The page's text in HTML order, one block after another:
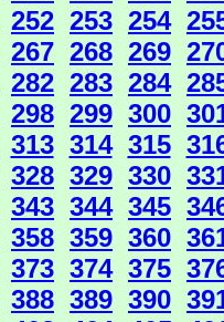
252 253 254
267 268 269
282 283 284
298 299 300
313 314 315
328 329 330
343 344 345
358 359 360
373 374 375
388 389 390